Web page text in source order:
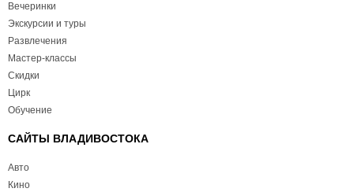
Вечеринки
Экскурсии и туры
Развлечения
Мастер-классы
Скидки
Цирк
Обучение
САЙТЫ ВЛАДИВОСТОКА
Авто
Кино